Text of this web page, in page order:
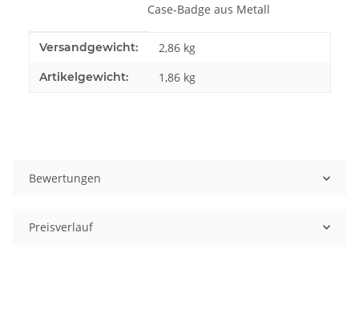
Case-Badge aus Metall
Produkteigenschaft
Wert
Versandgewicht: 2,86 kg
Artikelgewicht: 1,86 kg
Bewertungen
Preisverlauf